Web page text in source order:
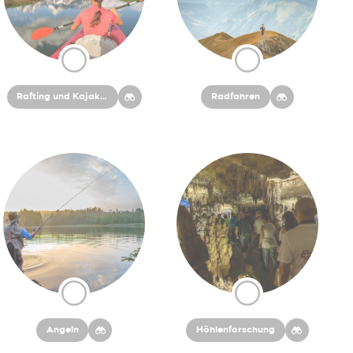
Rafting und Kajakfahren Radfahren
Angeln Höhlenforschung